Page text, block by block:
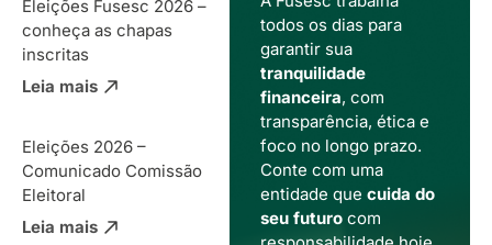
Eleições Fusesc 2026 –
conheça as chapas
inscritas
Leia mais
Eleições 2026 –
Comunicado Comissão
Eleitoral
Leia mais
todos os dias para
garantir sua
tranquilidade
financeira, com
transparência, ética e
foco no longo prazo.
Conte com uma
entidade que cuida do
seu futurocom